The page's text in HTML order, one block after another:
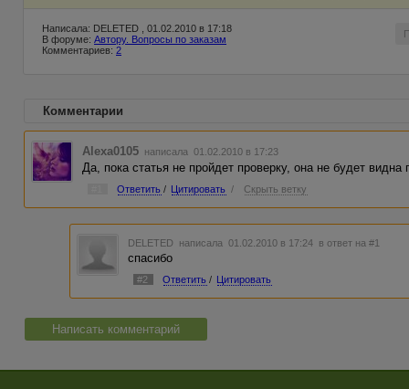
Написала: DELETED , 01.02.2010 в 17:18
В форуме: Автору. Вопросы по заказам
Комментариев: 2
Комментарии
Alexa0105 написала 01.02.2010 в 17:23
Да, пока статья не пройдет проверку, она не будет видна
Ответить / Цитировать / Скрыть ветку
DELETED написала 01.02.2010 в 17:24 в ответ на #1
спасибо
#2 Ответить / Цитировать
Написать комментарий